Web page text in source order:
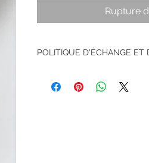
Rupture
POLITIQUE D'ÉCHANGE ET